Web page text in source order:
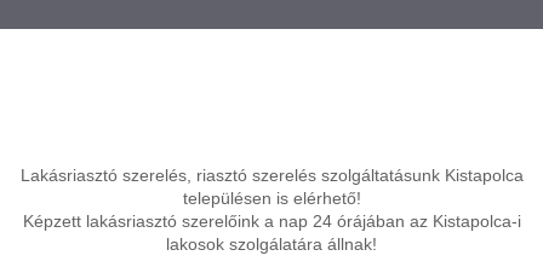
Lakásriasztó szerelés, riasztó szerelés szolgáltatásunk Kistapolca
településen is elérhető!
Képzett lakásriasztó szerelőink a nap 24 órájában az Kistapolca-i
lakosok szolgálatára állnak!